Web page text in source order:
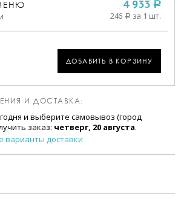
4 933 a
246 a за 1 шт.
ДОБАВИТЬ В КОРЗИНУ
И ДОСТАВКА:
и выберите самовывоз (город
заказ: четверг, 20 августа.
варианты доставки